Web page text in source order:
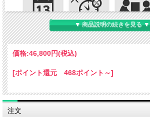
▼ 商品説明の続きを見る ▼
価格:46,800円(税込)
[ポイント還元 468ポイント～]
注文